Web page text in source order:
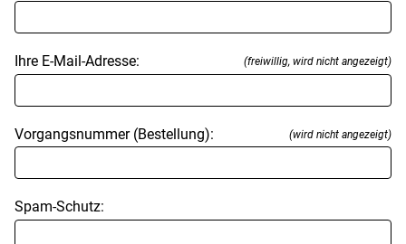
Ihre E-Mail-Adresse: (freiwillig, wird nicht angezeigt)
Vorgangsnummer (Bestellung): (wird nicht angezeigt)
Spam-Schutz: